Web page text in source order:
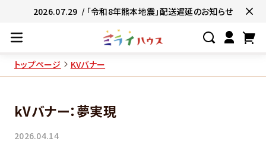
2026.07.29 / 「令和8年熊本地震」配送遅延のお知らせ
トップページ KVバナー
kVバナー：夢実現
2026.04.14